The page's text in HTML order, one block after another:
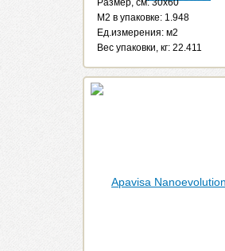
М2 в упаковке: 1.948
Ед.измерения: м2
Веc упаковки, кг: 22.411